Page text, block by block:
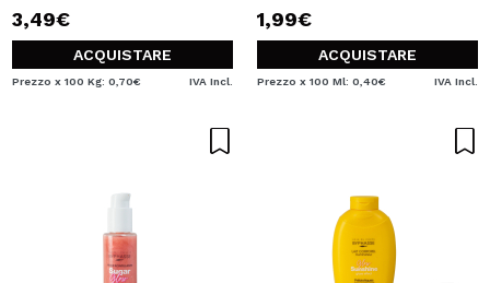
3,49€
ACQUISTARE
Prezzo x 100 Kg: 0,70€ IVA Incl.
1,99€
ACQUISTARE
Prezzo x 100 Ml: 0,40€ IVA Incl.